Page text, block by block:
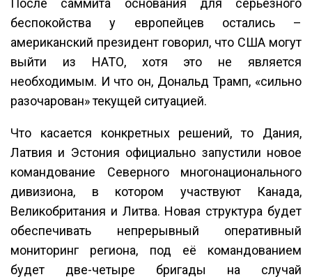
После саммита основания для серьёзного
беспокойства у европейцев остались –
американский президент говорил, что США могут
выйти из НАТО, хотя это не является
необходимым. И что он, Дональд Трамп, «сильно
разочарован» текущей ситуацией.
Что касается конкретных решений, то Дания,
Латвия и Эстония официально запустили новое
командование Северного многонационального
дивизиона, в котором участвуют Канада,
Великобритания и Литва. Новая структура будет
обеспечивать непрерывный оперативный
мониторинг региона, под её командованием
будет две-четыре бригады на случай